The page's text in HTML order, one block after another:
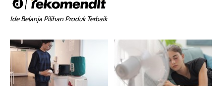
Ide Belanja Pilihan Produk Terbaik